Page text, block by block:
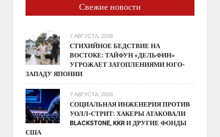
Свежие новости
7 АВГУСТА, 2026
СТИХИЙНОЕ БЕДСТВИЕ НА
ВОСТОКЕ: ТАЙФУН «ДЕЛЬФИН»
УГРОЖАЕТ ЗАТОПЛЕНИЯМИ ЮГО-
ЗАПАДУ ЯПОНИИ
7 АВГУСТА, 2026
СОЦИАЛЬНАЯ ИНЖЕНЕРИЯ ПРОТИВ
УОЛЛ-СТРИТ: ХАКЕРЫ АТАКОВАЛИ
BLACKSTONE, KKR И ДРУГИЕ ФОНДЫ
США